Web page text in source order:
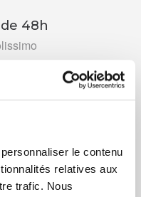
le contenu
relatives aux
trafic. Nous
48h